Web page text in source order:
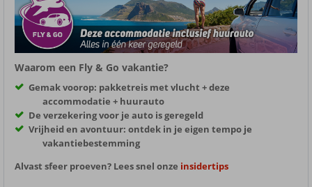
Waarom een Fly & Go vakantie?
Gemak voorop: pakketreis met vlucht + deze
accommodatie + huurauto
De verzekering voor je auto is geregeld
Vrijheid en avontuur: ontdek in je eigen tempo je
vakantiebestemming
Alvast sfeer proeven? Lees snel onze insidertips